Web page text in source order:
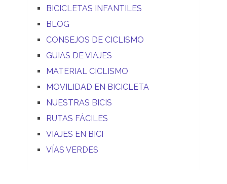
BICICLETAS INFANTILES
BLOG
CONSEJOS DE CICLISMO
GUIAS DE VIAJES
MATERIAL CICLISMO
MOVILIDAD EN BICICLETA
NUESTRAS BICIS
RUTAS FÁCILES
VIAJES EN BICI
VÍAS VERDES